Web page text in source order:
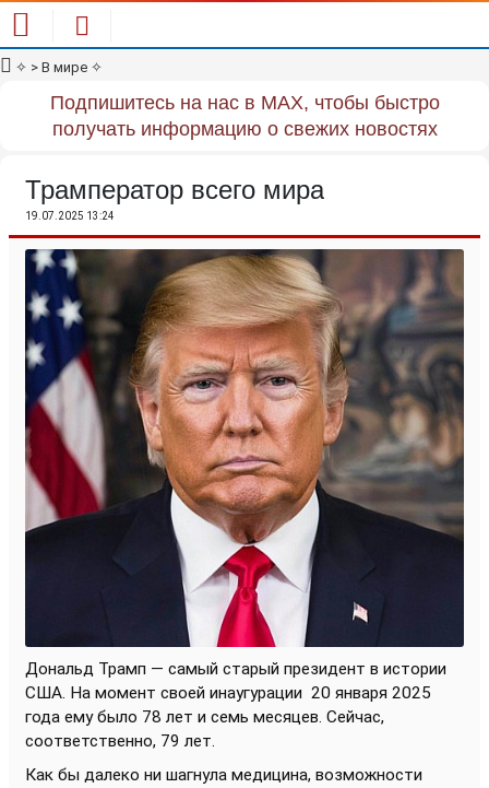
✧ > В мире ✧
Подпишитесь на нас в MAX, чтобы быстро
получать информацию о свежих новостях
Трамператор всего мира
19.07.2025 13:24
Дональд Трамп — самый старый президент в истории
США. На момент своей инаугурации 20 января 2025
года ему было 78 лет и семь месяцев. Сейчас,
соответственно, 79 лет.
Как бы далеко ни шагнула медицина, возможности